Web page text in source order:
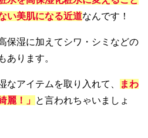
い美肌になる近道なんです！
保湿に加えてシワ・シミなどの
あります。
なアイテムを取り入れて、
まわ
麗！」 と言われちゃいましょ